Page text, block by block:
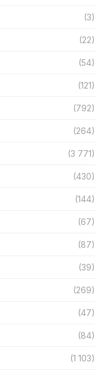
(3)
(22)
(54)
(121)
(792)
(264)
(3 771)
(430)
(144)
(67)
(87)
(39)
(269)
(47)
(84)
(1 103)